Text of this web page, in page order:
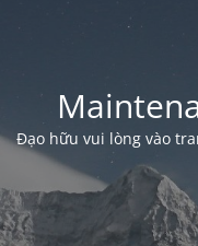
Đạo hữu vui lòng vào